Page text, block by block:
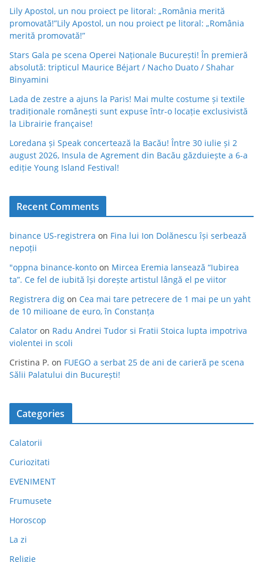
Lily Apostol, un nou proiect pe litoral: „România merită
promovată!”Lily Apostol, un nou proiect pe litoral: „România
merită promovată!”
Stars Gala pe scena Operei Naționale București! În premieră
absolută: tripticul Maurice Béjart / Nacho Duato / Shahar
Binyamini
Lada de zestre a ajuns la Paris! Mai multe costume și textile
tradiționale românești sunt expuse într-o locație exclusivistă
la Librairie française!
Loredana și Speak concertează la Bacău! Între 30 iulie și 2
august 2026, Insula de Agrement din Bacău găzduiește a 6-a
ediție Young Island Festival!
Recent Comments
binance US-registrera on Fina lui Ion Dolănescu își serbează
nepoții
"oppna binance-konto on Mircea Eremia lansează “Iubirea
ta”. Ce fel de iubită își dorește artistul lângă el pe viitor
Registrera dig on Cea mai tare petrecere de 1 mai pe un yaht
de 10 milioane de euro, în Constanța
Calator on Radu Andrei Tudor si Fratii Stoica lupta impotriva
violentei in scoli
Cristina P. on FUEGO a serbat 25 de ani de carieră pe scena
Sălii Palatului din București!
Categories
Calatorii
Curiozitati
EVENIMENT
Frumusete
Horoscop
La zi
Religie